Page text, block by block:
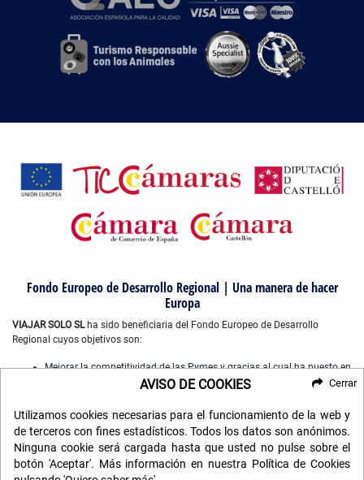
Fondo Europeo de Desarrollo Regional | Una manera de hacer
Europa
VIAJAR SOLO SLha sido beneficiaria del Fondo Europeo de Desarrollo
Regional cuyos objetivos son:
Mejorar la competitividad de las Pymes y gracias al cual ha puesto en
marcha un Plan de Marketing Digital Internacional, con el objetivo de
año 2022-2023. Para ello ha contado con el apoyo del Programa
XPANDE DIGITAL de la Cámara de Comercio de Castellón”.
Mejorar el uso y la calidad de las tecnologías de la información y de
las comunicaciones, y el acceso a las mismas y gracias a que ha
desarrollado un plan digital de gestión comercial e interna para la
AVISO DE COOKIES
Utilizamos cookies necesarias para el funcionamiento de la web y
de terceros con fines estadísticos. Todos los datos son anónimos.
Ninguna cookie será cargada hasta que usted no pulse sobre el
botón 'Aceptar'. Más información en nuestra Política de Cookies
Cerrar